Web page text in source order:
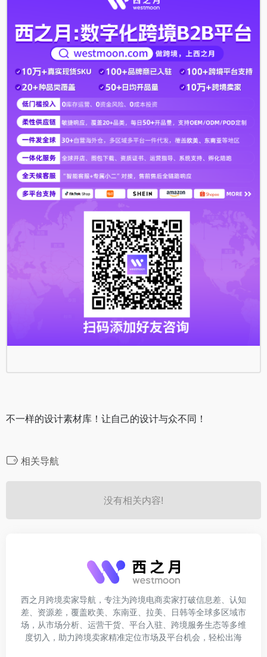
不一样的设计素材库！让自己的设计与众不同！
相关导航
没有相关内容!
西之月跨境卖家导航，专注为跨境电商卖家打破信息差、认知
差、资源差，覆盖欧美、东南亚、拉美、日韩等全球多区域市
场，从市场分析、运营干货、平台入驻、跨境服务生态等多维
度切入，助力跨境卖家精准定位市场及平台机会，轻松出海